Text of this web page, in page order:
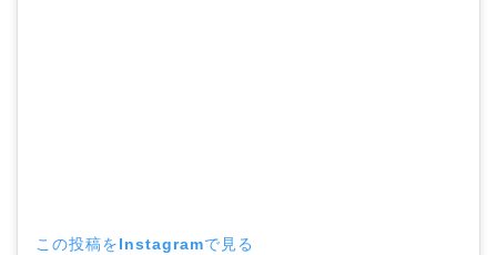
この投稿をInstagramで見る